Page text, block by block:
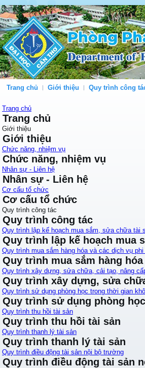
Trang chủ Giới thiệu Quy trình công
Trang chủ
Trang chủ
Giới thiệu
Giới thiệu
Chức năng, nhiệm vụ
Chức năng, nhiệm vụ
Nhân sự - Liên hệ
Nhân sự - Liên hệ
Cơ cấu tổ chức
Cơ cấu tổ chức
Quy trình công tác
Quy trình công tác
Quy trình lập kế hoạch mua sắm, sửa chữa tài
Quy trình lập kế hoạch mua
Quy trình mua sắm hàng hóa và các dịch vụ
Quy trình mua sắm hàng
Quy trình xây dựng, sửa chữa, cải tạo, nâng
Quy trình xây dựng, sửa
Quy trình sử dụng phòng học trong thời gian
Quy trình sử dụng phòng
Quy trình thu hồi tài sản
Quy trình thu hồi tài sản
Quy trình thanh lý tài sản
Quy trình thanh lý tài sản
Quy trình điều động tài sản nội bộ trường
Quy trình điều động tài sản